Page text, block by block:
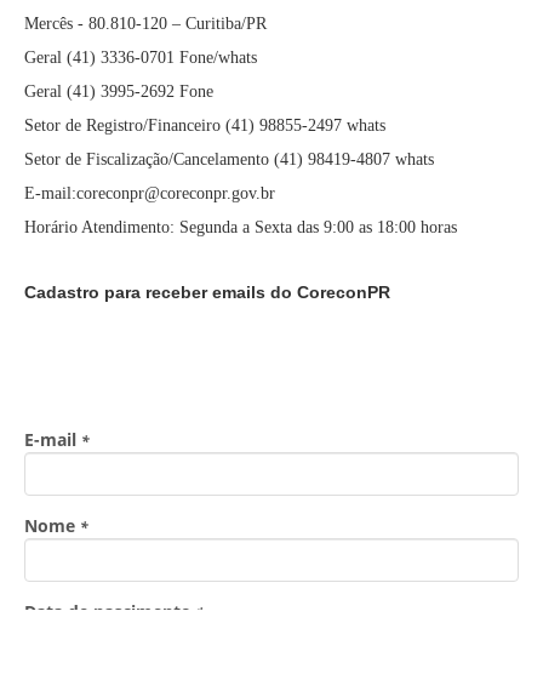
Mercês - 80.810-120 – Curitiba/PR
Geral (41) 3336-0701 Fone/whats
Geral (41) 3995-2692 Fone
Setor de Registro/Financeiro (41) 98855-2497 whats
Setor de Fiscalização/Cancelamento (41) 98419-4807 whats
E-mail:coreconpr@coreconpr.gov.br
Horário Atendimento: Segunda a Sexta das 9:00 as 18:00 horas
Cadastro para receber emails do CoreconPR